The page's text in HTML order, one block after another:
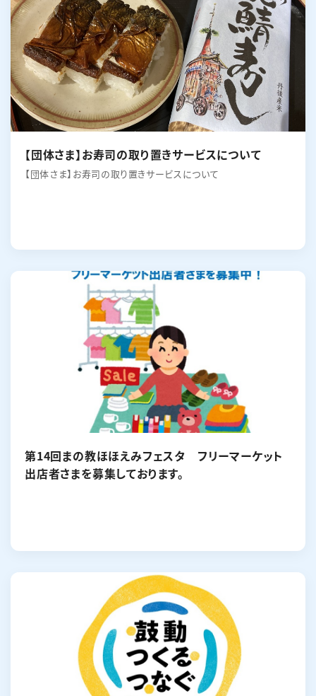
【団体さま】お寿司の取り置きサービスについて
【団体さま】お寿司の取り置きサービスについて
第14回まの教ほほえみフェスタ フリーマーケット
出店者さまを募集しております。